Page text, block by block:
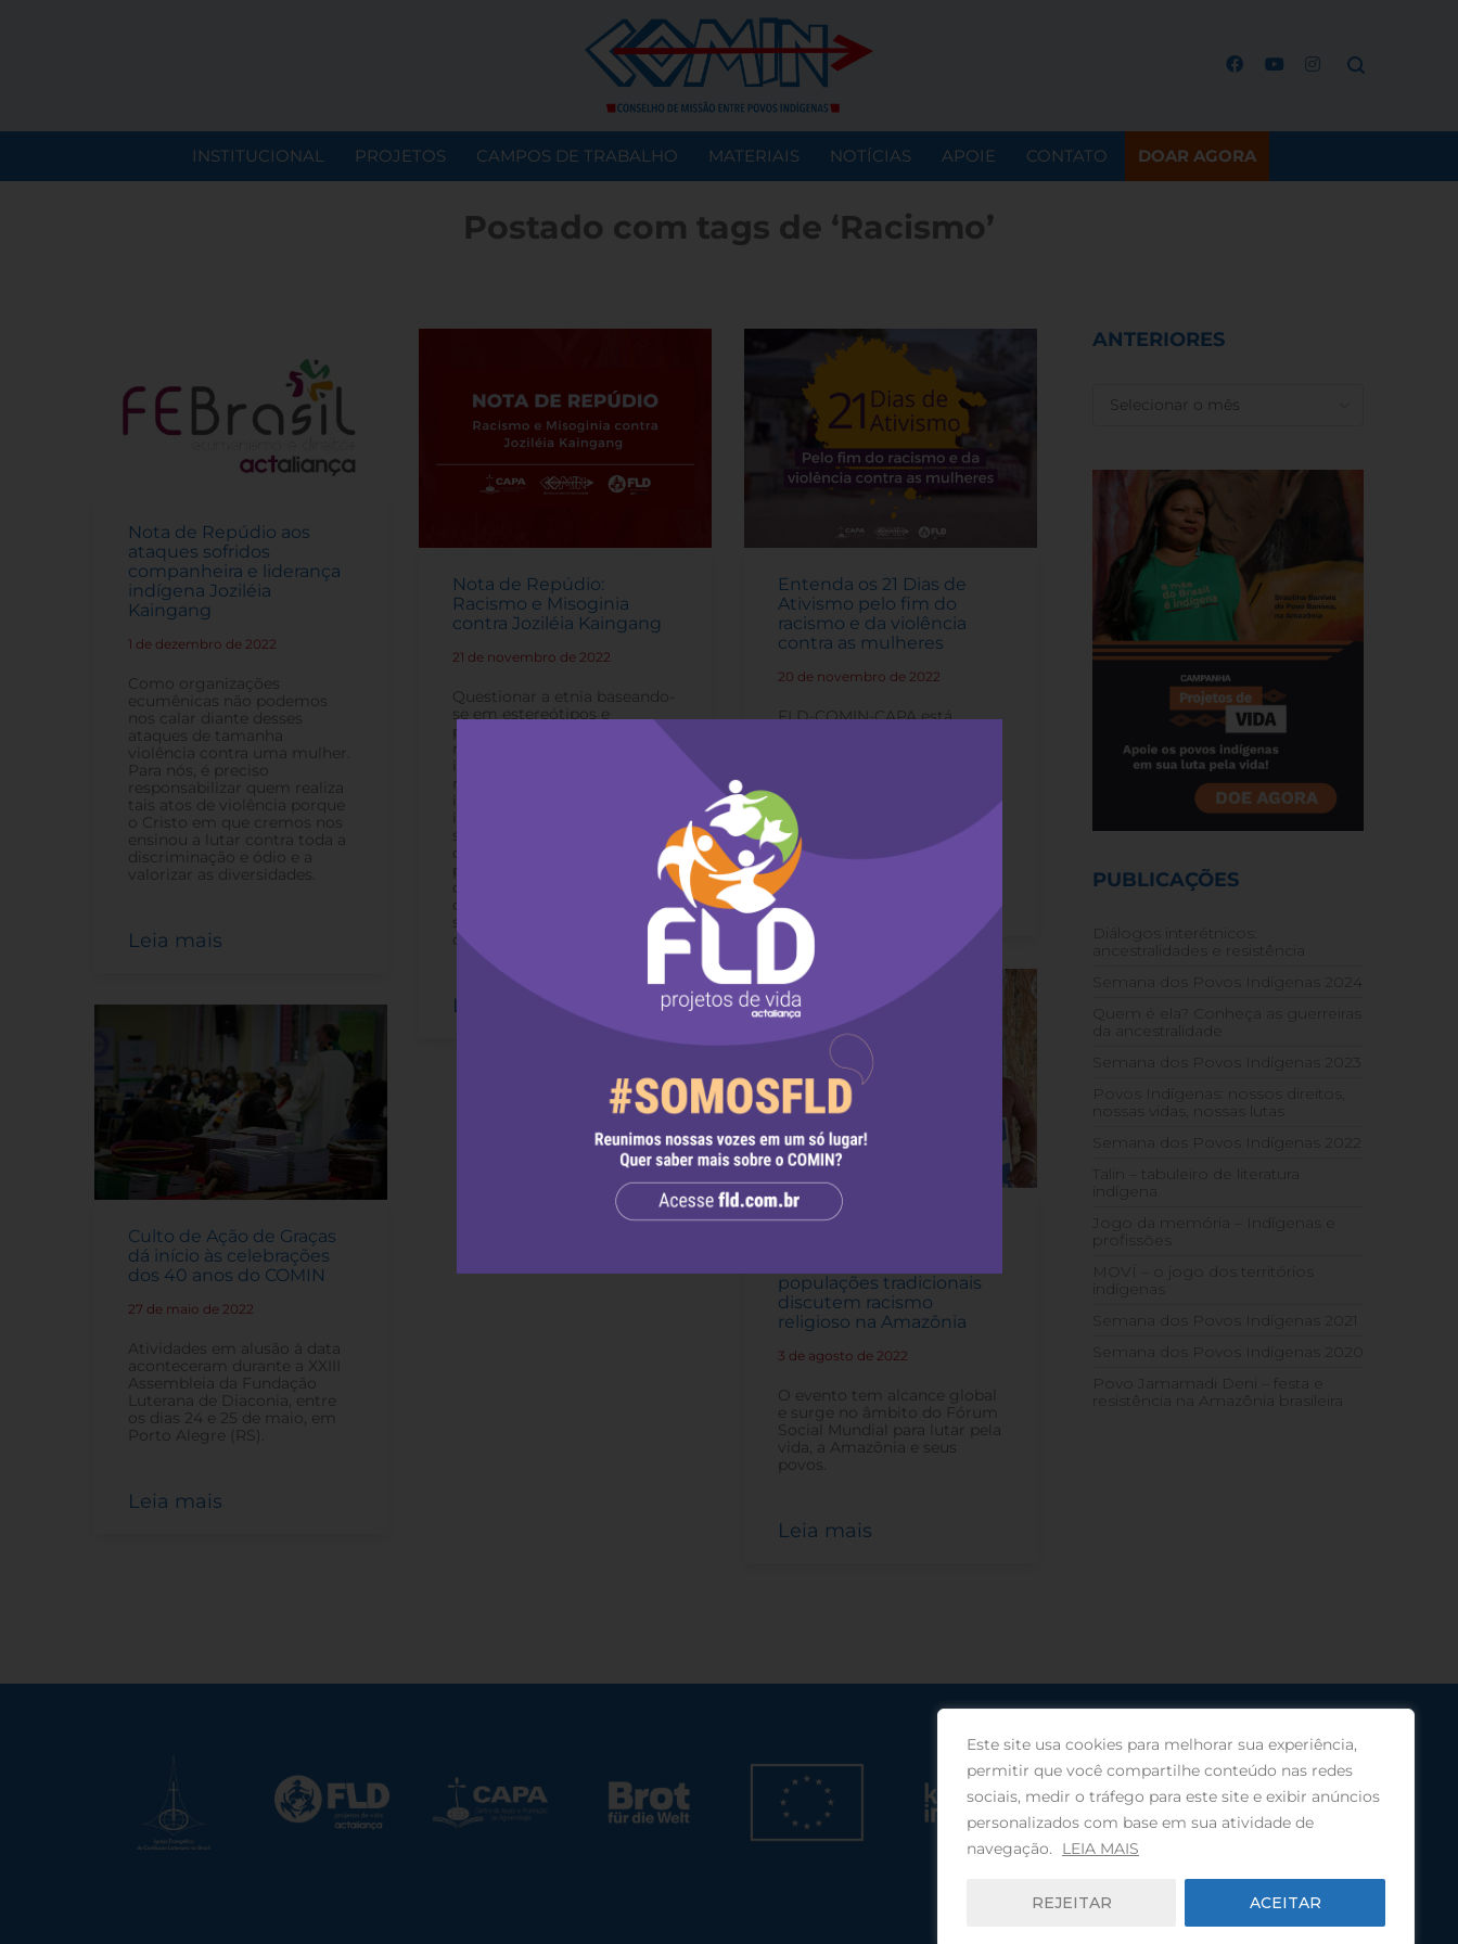
Este site usa cookies para melhorar sua experiência,
permitir que você compartilhe conteúdo nas redes
sociais, medir o tráfego para este site e exibir anúncios
personalizados com base em sua atividade de
navegação.
LEIA MAIS
REJEITAR ACEITAR
INSTITUCIONAL PROJETOS CAMPOS DE TRABALHO MATERIAIS NOTÍCIAS APOIE CONTATO DOAR AGORA
Postado com tags de ‘Racismo’
Nota de Repúdio aos
ataques sofridos
companheira e liderança
indígena Joziléia
Kaingang
1 de dezembro de 2022
Como organizações
ecumênicas não podemos
nos calar diante desses
ataques de tamanha
violência contra uma mulher.
Para nós, é preciso
responsabilizar quem realiza
tais atos de violência porque
o Cristo em que cremos nos
ensinou a lutar contra toda a
discriminação e ódio e a
valorizar as diversidades.
Leia mais
Nota de Repúdio:
Racismo e Misoginia
contra Joziléia Kaingang
21 de novembro de 2022
Questionar a etnia baseando-
se em estereótipos e
preconceitos é uma
racismo contra povos
sempre que se colocam no
diálogo de igualdade com as
pessoas, reforçando também
o racismo expresso na ideia
que pessoas indígenas não
são suficientemente
capacitadas.
Leia mais
Entenda os 21 Dias de
Ativismo pelo fim do
racismo e da violência
contra as mulheres
20 de novembro de 2022
FLD-COMIN-CAPA está
mesmo ano em que foi
promulgada a Lei Maria da
Penha.
Leia mais
FOSPA 2022:
populações tradicionais
discutem racismo
religioso na Amazônia
3 de agosto de 2022
O evento tem alcance global
e surge no âmbito do Fórum
Social Mundial para lutar pela
vida, a Amazônia e seus
povos.
Leia mais
Culto de Ação de Graças
dá início às celebrações
dos 40 anos do COMIN
27 de maio de 2022
Atividades em alusão à data
aconteceram durante a XXIII
Assembleia da Fundação
Luterana de Diaconia, entre
os dias 24 e 25 de maio, em
Porto Alegre (RS).
Leia mais
ANTERIORES
PUBLICAÇÕES
Diálogos interétnicos:
ancestralidades e resistência
Semana dos Povos Indígenas 2024
Quem é ela? Conheça as guerreiras
da ancestralidade
Semana dos Povos Indígenas 2023
Povos Indígenas: nossos direitos,
nossas vidas, nossas lutas
Semana dos Povos Indígenas 2022
Talin – tabuleiro de literatura
indígena
Jogo da memória – Indígenas e
profissões
MOVÍ – o jogo dos territórios
indígenas
Semana dos Povos Indígenas 2021
Semana dos Povos Indígenas 2020
Povo Jamamadi Deni – festa e
resistência na Amazônia brasileira